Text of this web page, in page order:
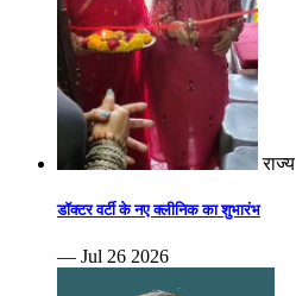
राज्य
डॉक्टर वर्टी के नए क्लीनिक का शुभारंभ
— Jul 26 2026